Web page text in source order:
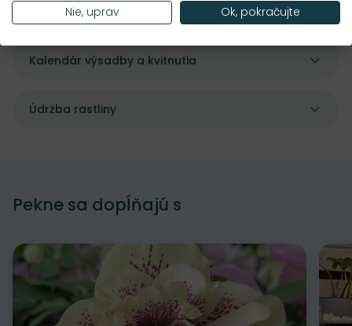
Kedy sa cirokovec strihá?
Kalendár výsadby a kvitnutia
Údržba rastliny
Pekne sa dopĺňajú s
Nie, uprav Ok, pokračujte